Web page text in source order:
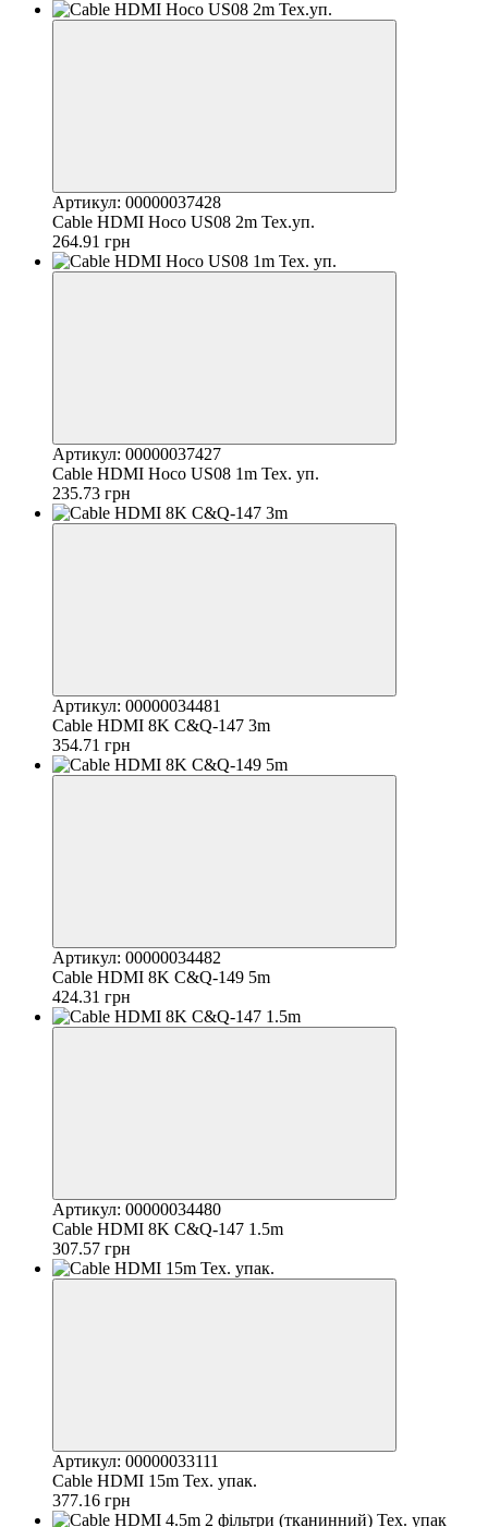
Артикул: 00000037428
Cable HDMI Hoco US08 2m Тех.уп.
264.91 грн
Артикул: 00000037427
Cable HDMI Hoco US08 1m Тех. уп.
235.73 грн
Артикул: 00000034481
Cable HDMI 8K C&Q-147 3m
354.71 грн
Артикул: 00000034482
Cable HDMI 8K C&Q-149 5m
424.31 грн
Артикул: 00000034480
Cable HDMI 8K C&Q-147 1.5m
307.57 грн
Артикул: 00000033111
Cable HDMI 15m Тех. упак.
377.16 грн